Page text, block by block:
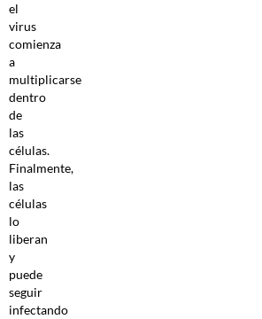
el
virus
comienza
a
multiplicarse
dentro
de
las
células.
Finalmente,
las
células
lo
liberan
y
puede
seguir
infectando